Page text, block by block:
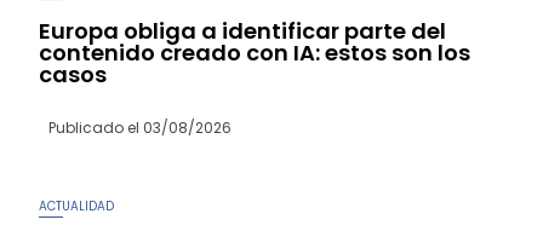
Europa obliga a identificar parte del
contenido creado con IA: estos son los
casos
Publicado el 03/08/2026
ACTUALIDAD